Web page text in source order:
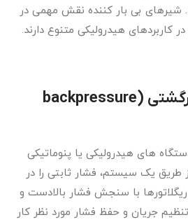
شیرهای بی بار کننده نقش مهمی در
کاربردهای هیدرولیکی متنوع دارند.
(backpressure
های هیدرولیکی یا پنوماتیکی
طریق یک سیستم، فشار ثابتی را در
با سنجش فشار بالادست و
جریان و حفظ فشار مورد نظر کار